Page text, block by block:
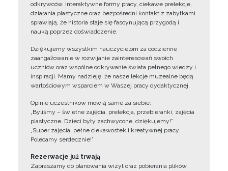
odkrywców. Interaktywne formy pracy, ciekawe prelekcje,
działania plastyczne oraz bezpośredni kontakt z zabytkami
sprawiają, że historia staje się fascynującą przygodą i
nauką poprzez doświadczenie.
Dziękujemy wszystkim nauczycielom za codzienne
zaangażowanie w rozwijanie zainteresowań swoich
uczniów oraz wspólne odkrywanie świata pełnego wiedzy i
inspiracji. Mamy nadzieję, że nasze lekcje muzealne będą
wartościowym wsparciem w Waszej pracy dydaktycznej.
Opinie uczestników mówią same za siebie:
„Byliśmy – świetne zajęcia, prelekcja, przebieranki, zajęcia
plastyczne. Dzieci były zachwycone, dziękujemy!”
„Super zajęcia, pełne ciekawostek i kreatywnej pracy.
Polecamy serdecznie!”
Rezerwacje już trwają
Zapraszamy do planowania wizyt oraz pobierania plików